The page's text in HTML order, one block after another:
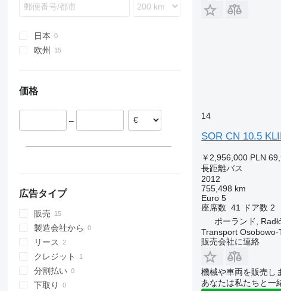
Wing
Recreo
S-Class
Sprinter
Tourino
Tourismo
Touring
Vest
Tourmalin
A-series
B-series
BM
Carrus
日本
欧州
価格
–
広告タイプ
販売
製造会社から
リース
クレジット
分割払い
下取り
14
SOR CN 10.5
￥2,956,000 PLN
長距離バス
2012
755,498 km
Euro 5
座席数 41 ドア数 2
ポーランド,
Transport Osobowo-
販売会社に連絡
機械や車両を販売し
あなたは私たちと一